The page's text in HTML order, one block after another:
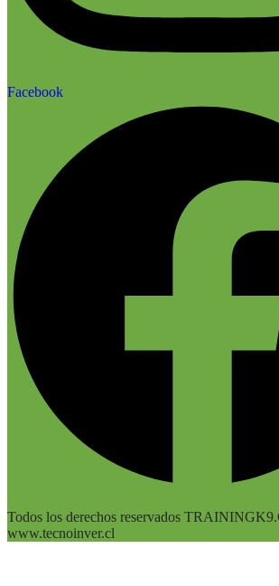
Facebook
Todos los derechos reservados
www.tecnoinver.cl